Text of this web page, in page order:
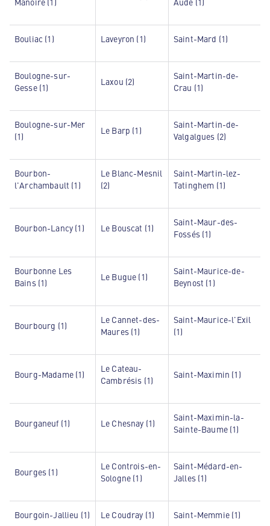
Bouliac (1) Laveyron (1) Saint-Mard (1)
Boulogne-sur-
Gesse (1)
Laxou (2)
Saint-Martin-de-
Crau (1)
Boulogne-sur-Mer
(1)
Le Barp (1)
Saint-Martin-de-
Valgalgues (2)
Bourbon-
l'Archambault (1)
Le Blanc-Mesnil
(2)
Saint-Martin-lez-
Tatinghem (1)
Bourbon-Lancy (1) Le Bouscat (1)
Saint-Maur-des-
Fossés (1)
Bourbonne Les
Bains (1)
Le Bugue (1)
Saint-Maurice-de-
Beynost (1)
Bourbourg (1)
Le Cannet-des-
Maures (1)
Saint-Maurice-l'Exil
(1)
Bourg-Madame (1)
Le Cateau-
Cambrésis (1)
Saint-Maximin (1)
Bourganeuf (1) Le Chesnay (1)
Saint-Maximin-la-
Sainte-Baume (1)
Bourges (1)
Le Controis-en-
Sologne (1)
Saint-Médard-en-
Jalles (1)
Bourgoin-Jallieu (1) Le Coudray (1) Saint-Memmie (1)